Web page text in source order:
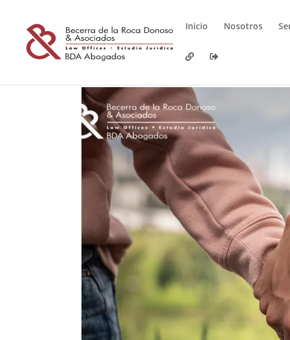
Inicio Nosotros